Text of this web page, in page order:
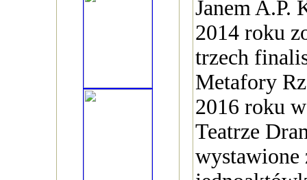
Janem A.P.
2014 roku
trzech
Metafory
2016 roku
Teatrze
wystawione